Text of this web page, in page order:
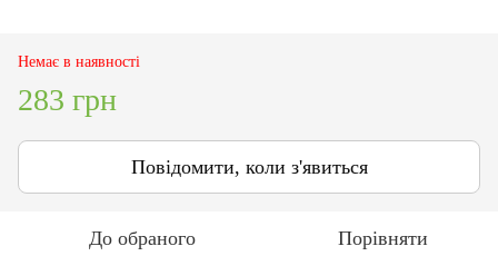
Немає в наявності
283 грн
Повідомити, коли з'явиться
До обраного Порівняти